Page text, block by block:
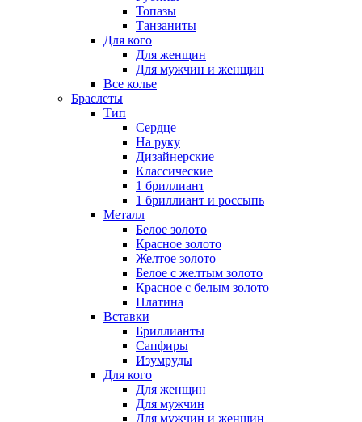
Топазы
Танзаниты
Для кого
Для женщин
Для мужчин и женщин
Все колье
Браслеты
Тип
Сердце
На руку
Дизайнерские
Классические
1 бриллиант
1 бриллиант и россыпь
Металл
Белое золото
Красное золото
Желтое золото
Белое с желтым золото
Красное с белым золото
Платина
Вставки
Бриллианты
Сапфиры
Изумруды
Для кого
Для женщин
Для мужчин
Для мужчин и женщин